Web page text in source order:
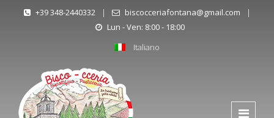
+39 348-2440332 | biscocceriafontana@gmail.com
|
Lun - Ven: 8:00 - 18:00
Italiano